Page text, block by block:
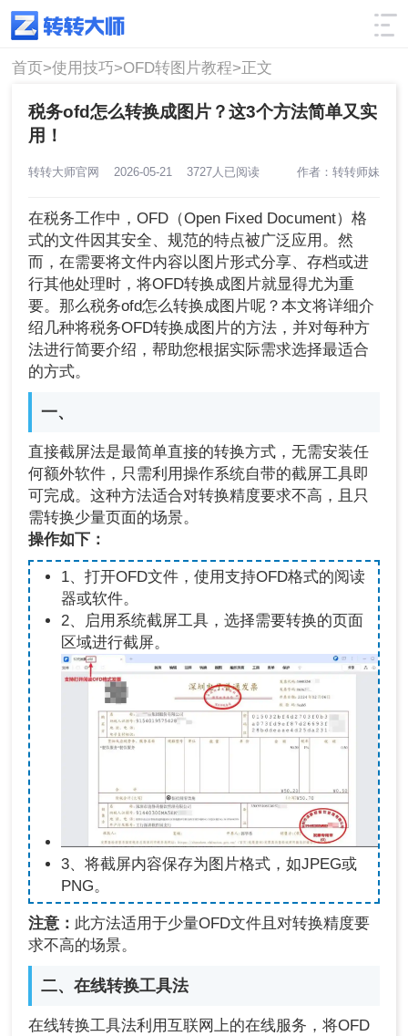
使用技巧 筛选
首页>使用技巧>OFD转图片教程>正文
税务ofd怎么转换成图片？这3个方法简单又实
用！
转转大师官网 2026-05-21 3727人已阅读 作者：转转师妹
在税务工作中，OFD（Open Fixed Document）格
式的文件因其安全、规范的特点被广泛应用。然
而，在需要将文件内容以图片形式分享、存档或进
行其他处理时，将OFD转换成图片就显得尤为重
要。那么税务ofd怎么转换成图片呢？本文将详细介
绍几种将税务OFD转换成图片的方法，并对每种方
法进行简要介绍，帮助您根据实际需求选择最适合
的方式。
一、
直接截屏法是最简单直接的转换方式，无需安装任
何额外软件，只需利用操作系统自带的截屏工具即
可完成。这种方法适合对转换精度要求不高，且只
需转换少量页面的场景。
操作如下：
1、打开OFD文件，使用支持OFD格式的阅读
器或软件。
2、启用系统截屏工具，选择需要转换的页面
区域进行截屏。
3、将截屏内容保存为图片格式，如JPEG或
PNG。
注意： 此方法适用于少量OFD文件且对转换精度要
求不高的场景。
二、在线转换工具法
在线转换工具法利用互联网上的在线服务，将OFD